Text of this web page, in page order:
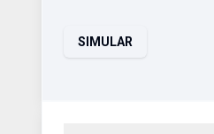
SIMULAR